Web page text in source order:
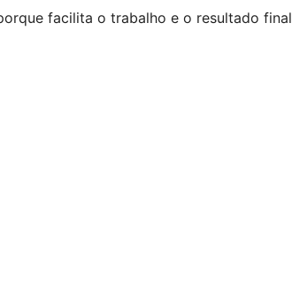
facilita o trabalho e o resultado final